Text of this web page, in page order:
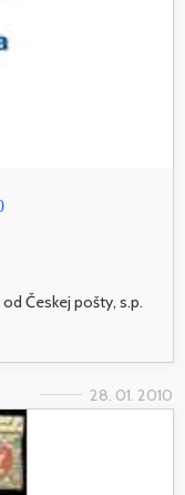
Českej pošty, s.p.
28. 01. 2010